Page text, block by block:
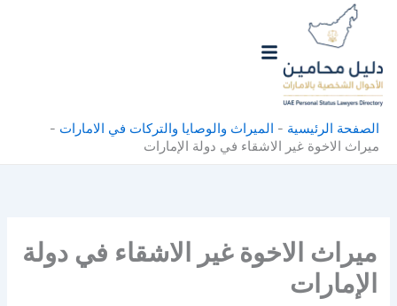
الصفحة الرئيسية - الميراث والوصايا والتركات في الامارات -
ميراث الاخوة غير الاشقاء في دولة الإمارات
ميراث الاخوة غير الاشقاء في دولة
الإمارات